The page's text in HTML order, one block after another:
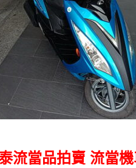
流當品拍賣 流當